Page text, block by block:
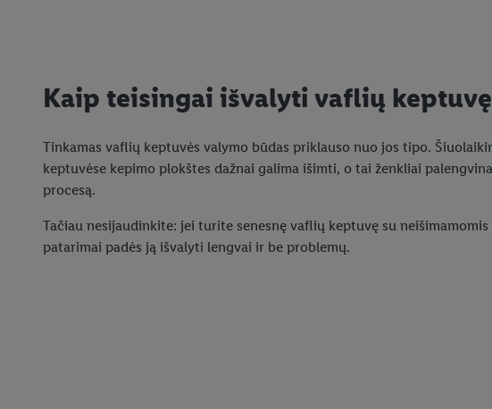
Kaip teisingai išvalyti vaflių
Tinkamas vaflių keptuvės valymo būdas priklauso nuo jos tipo.
keptuvėse kepimo plokštes dažnai galima išimti, o tai ženkliai
procesą.
Tačiau nesijaudinkite: jei turite senesnę vaflių keptuvę su
patarimai padės ją išvalyti lengvai ir be problemų.